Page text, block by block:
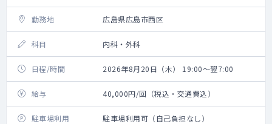
勤務地 広島県広島市西区
科目 内科・外科
日程/時間 2026年8月20日（木） 19:00～翌7:00
給与 40,000円/回（税込・交通費込）
駐車場利用 駐車場利用可（自己負担なし）